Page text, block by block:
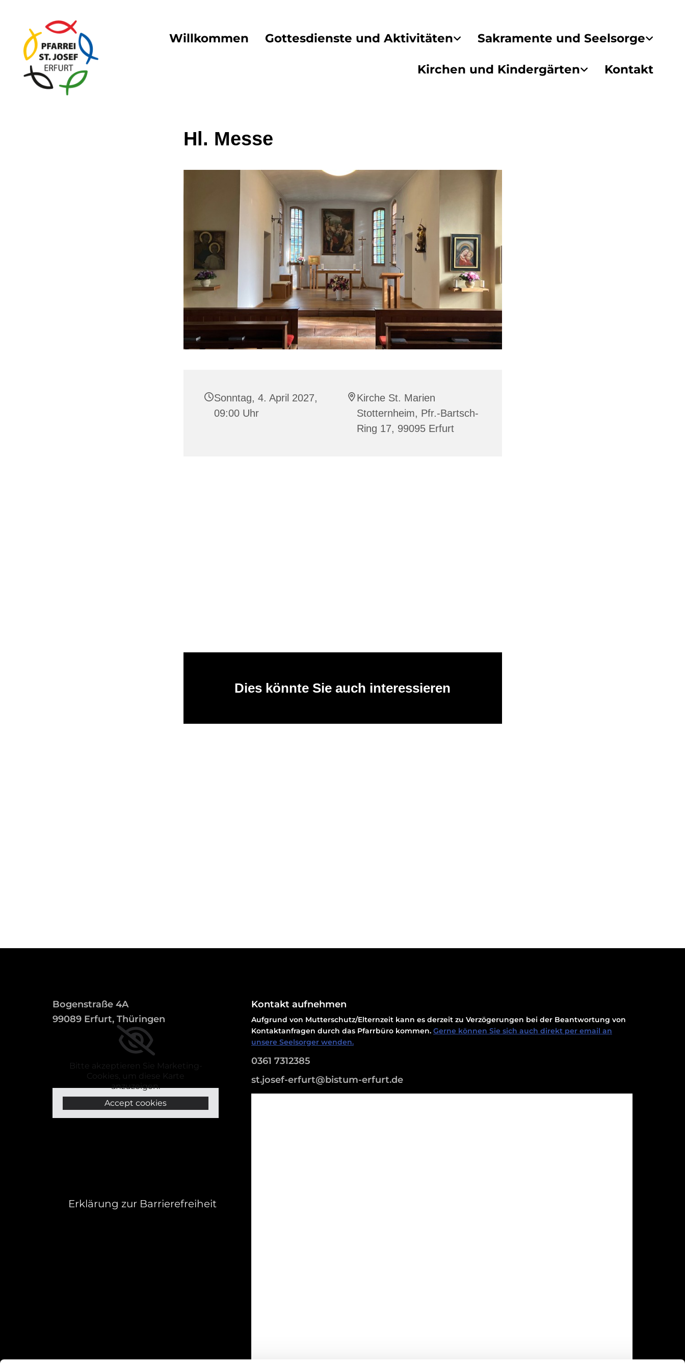
Willkommen Gottesdienste und Aktivitäten Sakramente und Seelsorge
Kirchen und Kindergärten Kontakt
Hl. Messe
Sonntag, 4. April 2027,
09:00 Uhr
Kirche St. Marien
Stotternheim, Pfr.-Bartsch-
Ring 17, 99095 Erfurt
Dies könnte Sie auch interessieren
Bogenstraße 4A
99089 Erfurt, Thüringen
Bitte akzeptieren Sie Marketing-
Cookies, um diese Karte
anzuzeigen.
Accept cookies
Erklärung zur Barrierefreiheit
Kontakt aufnehmen
Aufgrund von Mutterschutz/Elternzeit kann es derzeit zu Verzögerungen bei der Beantwortung von
Kontaktanfragen durch das Pfarrbüro kommen. Gerne können Sie sich auch direkt per email an
unsere Seelsorger wenden.
0361 7312385
st.josef-erfurt@bistum-erfurt.de